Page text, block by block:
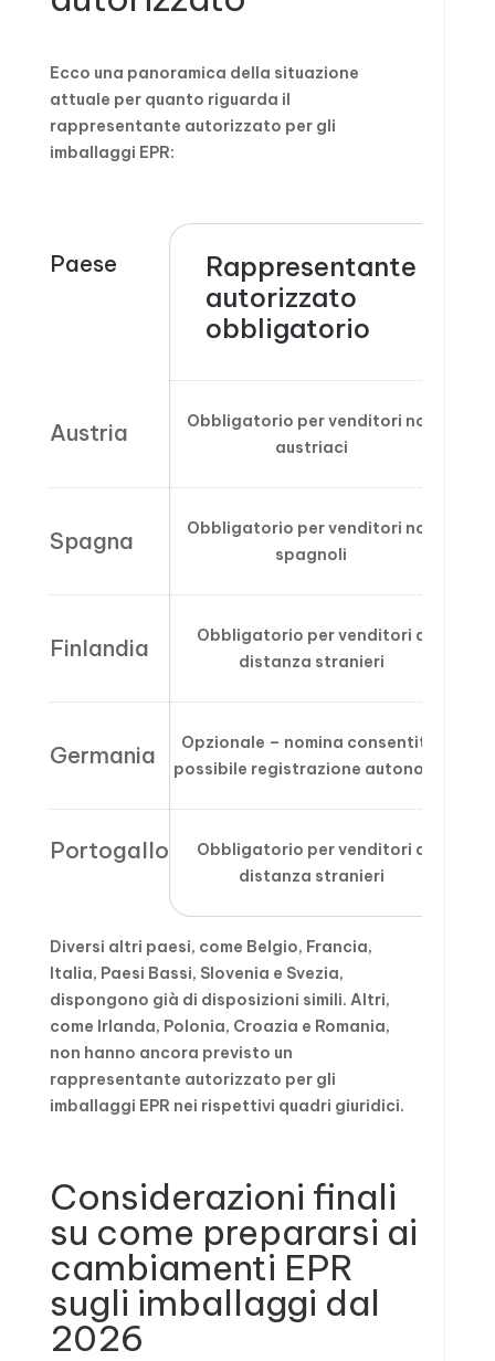
Ecco una panoramica della situazione
attuale per quanto riguarda il
rappresentante autorizzato per gli
imballaggi EPR:
Paese
Rappresentante
autorizzato
obbligatorio
Austria
Obbligatorio per venditori non
austriaci
Spagna
Obbligatorio per venditori non
spagnoli
Finlandia
Obbligatorio per venditori a
distanza stranieri
Germania
Opzionale – nomina consentita,
possibile registrazione autonoma
Portogallo
Obbligatorio per venditori a
distanza stranieri
Diversi altri paesi, come Belgio, Francia,
Italia, Paesi Bassi, Slovenia e Svezia,
dispongono già di disposizioni simili. Altri,
come Irlanda, Polonia, Croazia e Romania,
non hanno ancora previsto un
rappresentante autorizzato per gli
imballaggi EPR nei rispettivi quadri giuridici.
Considerazioni finali
su come prepararsi ai
cambiamenti EPR
sugli imballaggi dal
2026